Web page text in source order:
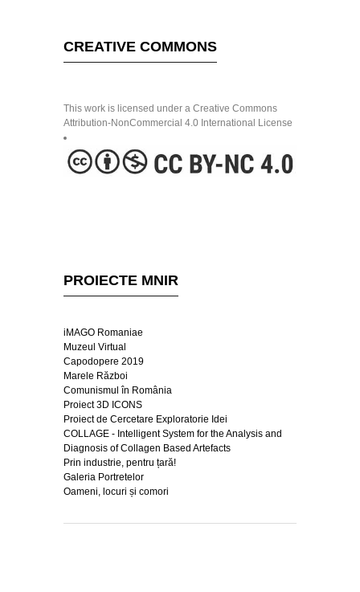
CREATIVE COMMONS
This work is licensed under a Creative Commons
Attribution-NonCommercial 4.0 International License
PROIECTE MNIR
iMAGO Romaniae
Muzeul Virtual
Capodopere 2019
Marele Război
Comunismul în România
Proiect 3D ICONS
Proiect de Cercetare Exploratorie Idei
COLLAGE - Intelligent System for the Analysis and
Diagnosis of Collagen Based Artefacts
Prin industrie, pentru țară!
Galeria Portretelor
Oameni, locuri și comori